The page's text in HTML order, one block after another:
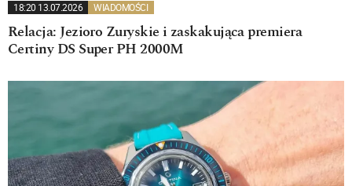
18:20 13.07.2026 WIADOMOŚCI
Relacja: Jezioro Zuryskie i zaskakująca premiera
Certiny DS Super PH 2000M